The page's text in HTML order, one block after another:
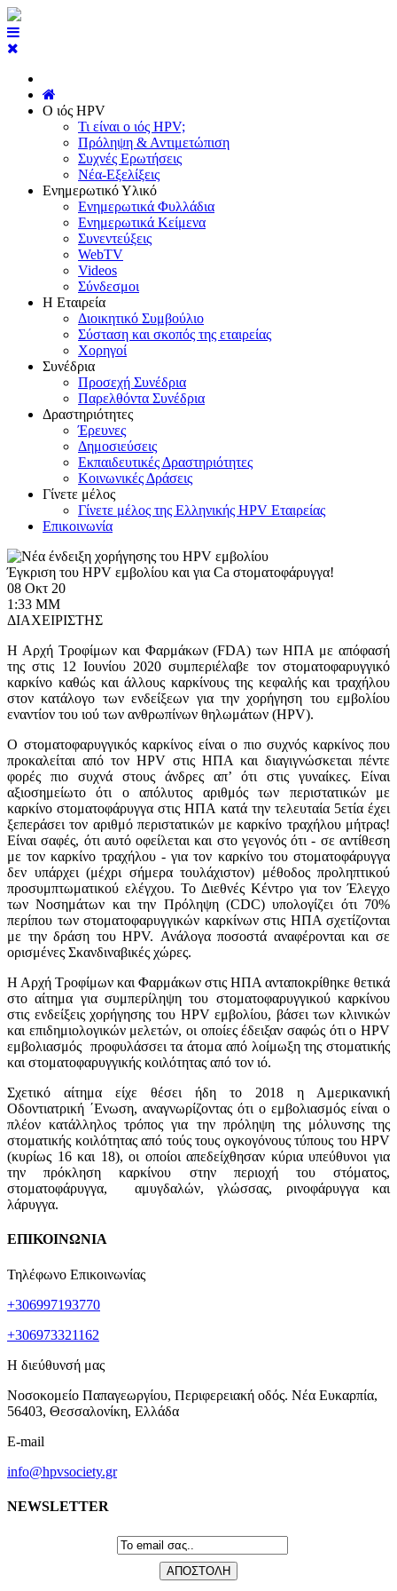
Ο ιός HPV
Τι είναι ο ιός HPV;
Πρόληψη & Αντιμετώπιση
Συχνές Ερωτήσεις
Νέα-Εξελίξεις
Ενημερωτικό Υλικό
Ενημερωτικά Φυλλάδια
Ενημερωτικά Κείμενα
Συνεντεύξεις
WebTV
Videos
Σύνδεσμοι
Η Εταιρεία
Διοικητικό Συμβούλιο
Σύσταση και σκοπός της εταιρείας
Χορηγοί
Συνέδρια
Προσεχή Συνέδρια
Παρελθόντα Συνέδρια
Δραστηριότητες
Έρευνες
Δημοσιεύσεις
Εκπαιδευτικές Δραστηριότητες
Κοινωνικές Δράσεις
Γίνετε μέλος
Γίνετε μέλος της Ελληνικής HPV Εταιρείας
Επικοινωνία
Έγκριση του HPV εμβολίου και για Ca στοματοφάρυγγα!
08 Οκτ 20
1:33 ΜΜ
ΔΙΑΧΕΙΡΙΣΤΗΣ
Η Αρχή Τροφίμων και Φαρμάκων (FDA) των ΗΠΑ με απόφασή
της στις 12 Ιουνίου 2020 συμπεριέλαβε τον στοματοφαρυγγικό
καρκίνο καθώς και άλλους καρκίνους της κεφαλής και τραχήλου
στον κατάλογο των ενδείξεων για την χορήγηση του εμβολίου
εναντίον του ιού των ανθρωπίνων θηλωμάτων (HPV).
O στοματοφαρυγγικός καρκίνος είναι ο πιο συχνός καρκίνος που
προκαλείται από τον HPV στις ΗΠΑ και διαγιγνώσκεται πέντε
φορές πιο συχνά στους άνδρες απ’ ότι στις γυναίκες. Είναι
αξιοσημείωτο ότι ο απόλυτος αριθμός των περιστατικών με
καρκίνο στοματοφάρυγγα στις ΗΠΑ κατά την τελευταία 5ετία έχει
ξεπεράσει τον αριθμό περιστατικών με καρκίνο τραχήλου μήτρας!
Είναι σαφές, ότι αυτό οφείλεται και στο γεγονός ότι - σε αντίθεση
με τον καρκίνο τραχήλου - για τον καρκίνο του στοματοφάρυγγα
δεν υπάρχει (μέχρι σήμερα τουλάχιστον) μέθοδος προληπτικού
προσυμπτωματικού ελέγχου. Το Διεθνές Κέντρο για τον Έλεγχο
των Νοσημάτων και την Πρόληψη (CDC) υπολογίζει ότι 70%
περίπου των στοματοφαρυγγικών καρκίνων στις ΗΠΑ σχετίζονται
με την δράση του HPV. Ανάλογα ποσοστά αναφέρονται και σε
ορισμένες Σκανδιναβικές χώρες.
Η Αρχή Τροφίμων και Φαρμάκων στις ΗΠΑ ανταποκρίθηκε θετικά
στο αίτημα για συμπερίληψη του στοματοφαρυγγικού καρκίνου
στις ενδείξεις χορήγησης του HPV εμβολίου, βάσει των κλινικών
και επιδημιολογικών μελετών, οι οποίες έδειξαν σαφώς ότι ο HPV
εμβολιασμός προφυλάσσει τα άτομα από λοίμωξη της στοματικής
και στοματοφαρυγγικής κοιλότητας από τον ιό.
Σχετικό αίτημα είχε θέσει ήδη το 2018 η Αμερικανική
Οδοντιατρική ΄Ενωση, αναγνωρίζοντας ότι ο εμβολιασμός είναι ο
πλέον κατάλληλος τρόπος για την πρόληψη της μόλυνσης της
στοματικής κοιλότητας από τούς τους ογκογόνους τύπους του HPV
(κυρίως 16 και 18), οι οποίοι απεδείχθησαν κύρια υπεύθυνοι για
την πρόκληση καρκίνου στην περιοχή του στόματος,
στοματοφάρυγγα, αμυγδαλών, γλώσσας, ρινοφάρυγγα και
λάρυγγα.
ΕΠΙΚΟΙΝΩΝΙΑ
Τηλέφωνο Επικοινωνίας
+306997193770
+306973321162
Η διεύθυνσή μας
Νοσοκομείο Παπαγεωργίου, Περιφερειακή οδός. Νέα Ευκαρπία,
56403, Θεσσαλονίκη, Ελλάδα
E-mail
info@hpvsociety.gr
NEWSLETTER